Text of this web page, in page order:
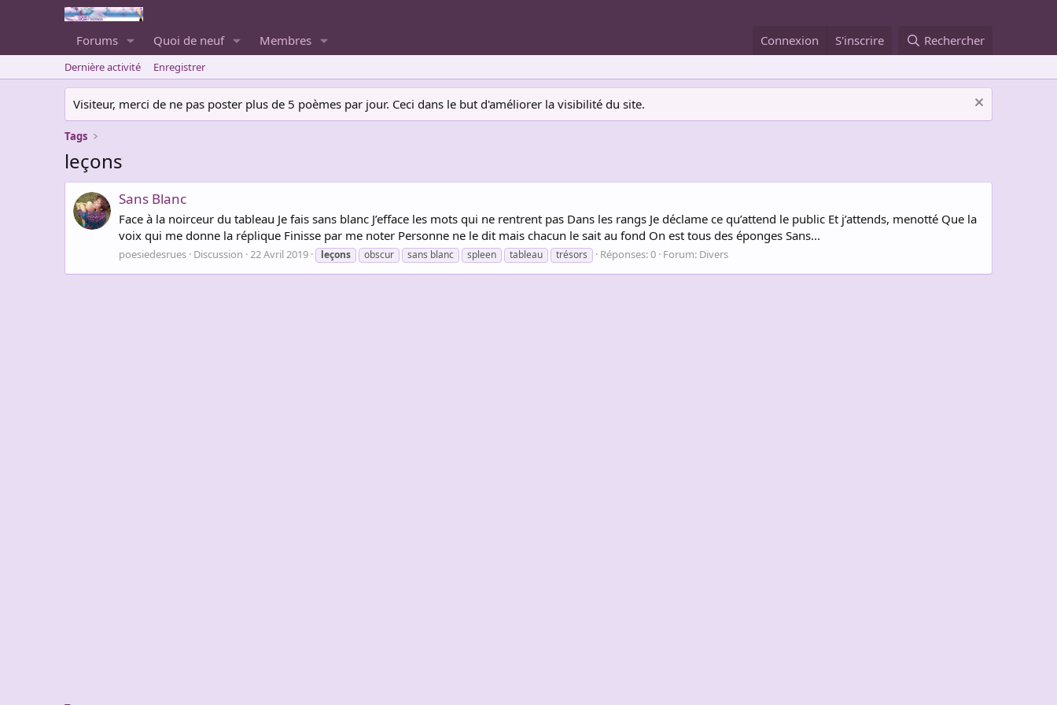
Forums Quoi de neuf Membres Connexion S'inscrire Rechercher
Dernière activité Enregistrer
Visiteur, merci de ne pas poster plus de 5 poèmes par jour. Ceci dans le but d'améliorer la visibilité du site.
Tags
leçons
Sans Blanc
Face à la noirceur du tableau Je fais sans blanc J’efface les mots qui ne rentrent pas Dans les rangs Je déclame ce qu’attend le public Et j’attends, menotté Que la
voix qui me donne la réplique Finisse par me noter Personne ne le dit mais chacun le sait au fond On est tous des éponges Sans...
poesiedesrues Discussion 22 Avril 2019 leçons obscur sans blanc spleen tableau trésors Réponses: 0 Forum: Divers